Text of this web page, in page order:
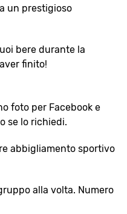
un prestigioso
bere durante la
finito!
foto per Facebook e
se lo richiedi.
abbigliamento sportivo
alla volta. Numero